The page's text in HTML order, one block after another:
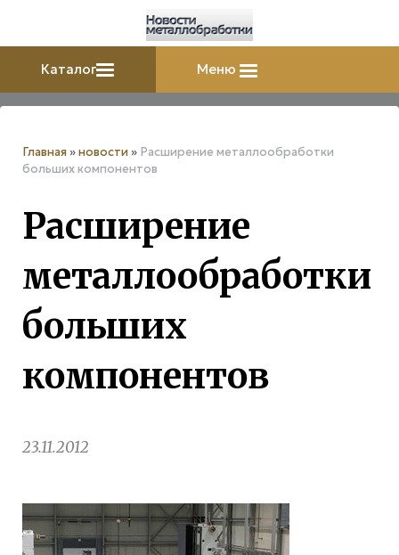
Каталог Меню
Главная »новости » Расширение металлообработки
больших компонентов
Расширение
металлообработки
больших
компонентов
23.11.2012